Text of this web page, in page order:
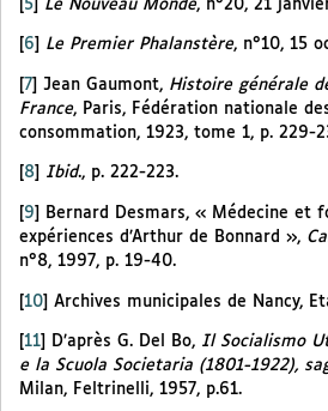
[5] Le Nouveau Monde, n°20, 21
6 Le Premier Phalanstère, n°10, 15
[7] Jean Gaumont, Histoire générale
France, Paris, Fédération nationale
consommation, 1923, tome 1, p. 229-
8 Ibid., p. 222-223.
9
Bernard Desmars, « Médecine et
expériences d’Arthur de Bonnard »,
n°8, 1997, p. 19-40.
[10] Archives municipales de Nancy,
11 D’après G. Del Bo, Il Socialismo
e la Scuola Societaria (1801-1922),
Milan, Feltrinelli, 1957, p.61.